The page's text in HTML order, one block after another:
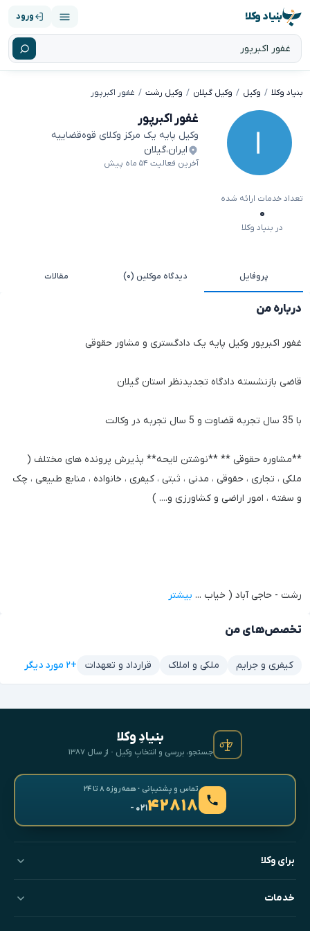
بنیاد وکلا ورود
بنیاد وکلا وکیل وکیل گیلان وکیل رشت غفور اکبرپور
غفور اکبرپور
وکیل پایه یک مرکز وکلای قوه‌قضاییه
ایران،گیلان
آخرین فعالیت ۵۴ ماه پیش
تعداد خدمات ارائه شده
۰
در بنیاد وکلا
پروفایل دیدگاه موکلین (۰) مقالات
درباره من
غفور اکبرپور وکیل پایه یک دادگستری و مشاور حقوقی
قاضی بازنشسته دادگاه تجدیدنظر استان گیلان
با 35 سال تجربه قضاوت و 5 سال تجربه در وکالت
**مشاوره حقوقی ** **نوشتن لایحه** پذیرش پرونده های مختلف (
ملکی ، تجاری ، حقوقی ، مدنی ، ثبتی ، کیفری ، خانواده ، منابع طبیعی ، چک
و سفته ، امور اراضی و کشاورزی و.... )
رشت - حاجی آباد ( خیاب ... بیشتر
تخصص‌های من
کیفری و جرایم ملکی و املاک قرارداد و تعهدات +۲ مورد دیگر
بنیادِ وکلا
جستجو، بررسی و انتخابِ وکیل · از سال ۱۳۸۷
تماس و پشتیبانی · همه‌روزه ۸ تا ۲۴
۴۲۸۱۸- ۰۲۱
برای وکلا
خدمات